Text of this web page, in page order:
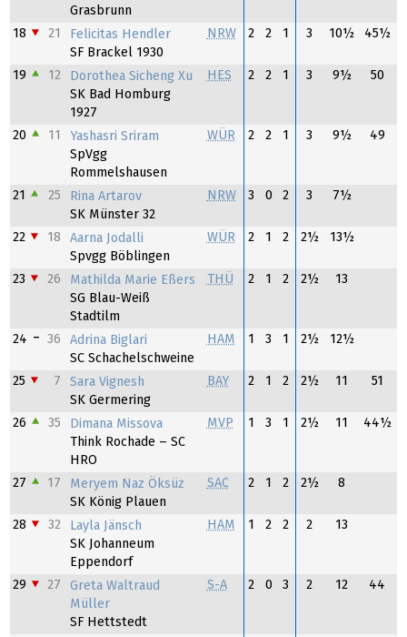
Grasbrunn
18 21
Felicitas Hendler
SF Brackel 1930
NRW 2 2 1 3 10½ 45½
19 12
Dorothea Sicheng Xu
SK Bad Homburg
1927
HES 2 2 1 3 9½ 50
20 11
Yashasri Sriram
SpVgg
Rommelshausen
WÜR 2 2 1 3 9½ 49
21 25
Rina Artarov
SK Münster 32
NRW 3 0 2 3 7½
22 18
Aarna Jodalli
Spvgg Böblingen
WÜR 2 1 2 2½ 13½
23 26
Mathilda Marie Eßers
SG Blau-Weiß
Stadtilm
THÜ 2 1 2 2½ 13
24 36
Adrina Biglari
SC Schachelschweine
HAM 1 3 1 2½ 12½
25 7
Sara Vignesh
SK Germering
BAY 2 1 2 2½ 11 51
26 35
Dimana Missova
Think Rochade – SC
HRO
MVP 1 3 1 2½ 11 44½
27 17
Meryem Naz Öksüz
SK König Plauen
SAC 2 1 2 2½ 8
28 32
Layla Jänsch
SK Johanneum
Eppendorf
HAM 1 2 2 2 13
29 27
Greta Waltraud
Müller
SF Hettstedt
S-A 2 0 3 2 12 44